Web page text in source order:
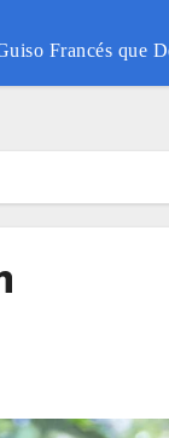
Francés que